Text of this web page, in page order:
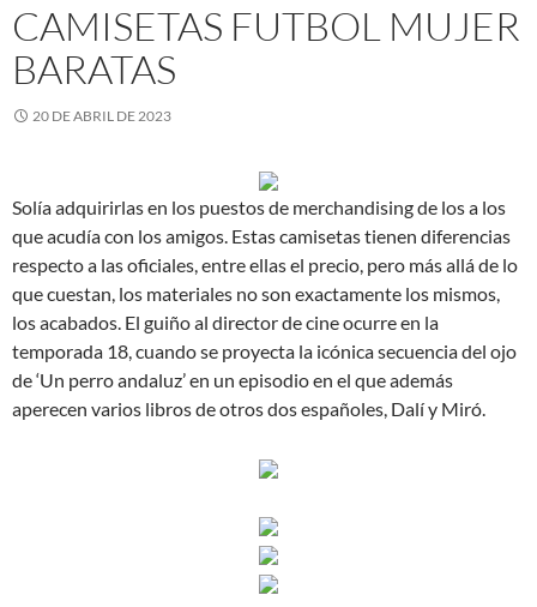
CAMISETAS FUTBOL MUJER
BARATAS
20 DE ABRIL DE 2023
Solía adquirirlas en los puestos de merchandising de los a los
que acudía con los amigos. Estas camisetas tienen diferencias
respecto a las oficiales, entre ellas el precio, pero más allá de lo
que cuestan, los materiales no son exactamente los mismos,
los acabados. El guiño al director de cine ocurre en la
temporada 18, cuando se proyecta la icónica secuencia del ojo
de ‘Un perro andaluz’ en un episodio en el que además
aperecen varios libros de otros dos españoles, Dalí y Miró.